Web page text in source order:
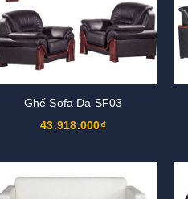
Ghế Sofa Da SF03
43.918.000₫